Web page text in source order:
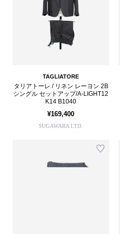
TAGLIATORE
タリアトーレ / リネン レーヨン 2B
シングル セットアップ/A-LIGHT12
K14 B1040
¥169,400
SUGAWARA LTD.